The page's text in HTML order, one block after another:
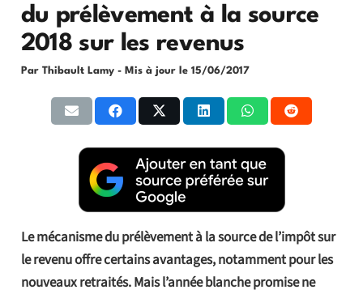
du prélèvement à la source
2018 sur les revenus
Par Thibault Lamy - Mis à jour le 15/06/2017
Le mécanisme du prélèvement à la source de l’impôt sur
le revenu offre certains avantages, notamment pour les
nouveaux retraités. Mais l’année blanche promise ne